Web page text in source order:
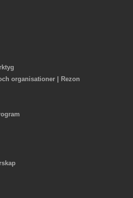
organisationer | Rezon